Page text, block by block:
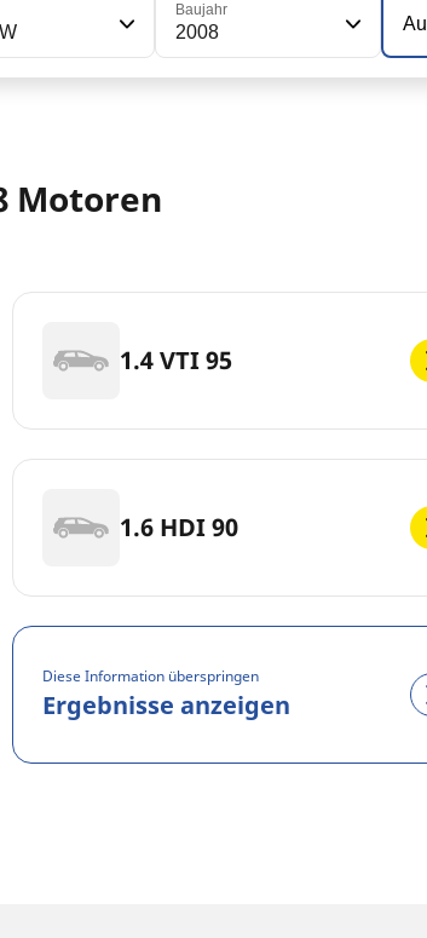
Baujahr
2008
Motoren
1.4 VTI 95
1.6 HDI 90
Diese Information überspringen
Ergebnisse anzeigen